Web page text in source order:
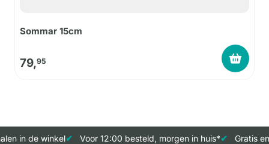
Sommar 15cm
79,95
in de winkel Voor 12:00 besteld, morgen in huis* Gratis